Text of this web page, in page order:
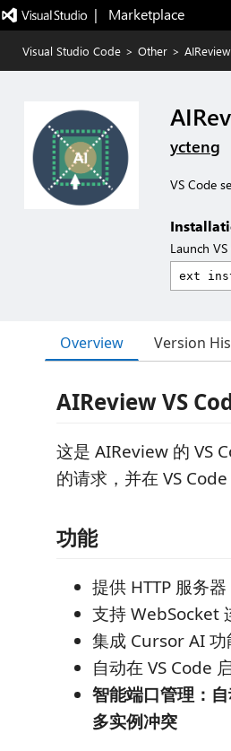
|   Marketplace
Visual Studio Code > Other >
ycteng
VS Code
Launch
Overview Version
AIReview VS
这是 AIReview 的 VS
的请求，并在 VS
功能
提供 HTTP 服务
支持 WebSocket
集成 Cursor AI
自动在 VS Code
智能端口管理：
多实例冲突